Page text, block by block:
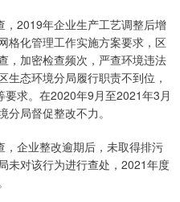
2019年企业生产工艺调整后增
格化管理工作实施方案要求，区
，加密检查频次，严查环境违法
态环境分局履行职责不到位，
要求。在2020年9月至2021年3月
局督促整改不力。
企业整改逾期后，未取得排污
未对该行为进行查处，2021年度